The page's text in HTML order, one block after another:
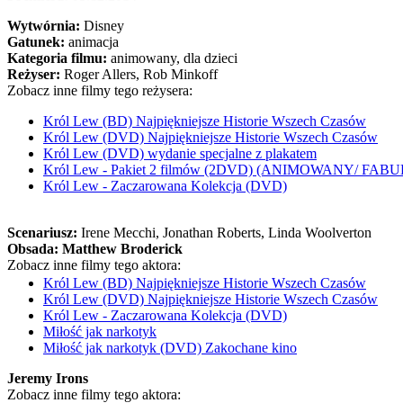
Wytwórnia: Disney
Gatunek: animacja
Kategoria filmu: animowany, dla dzieci
Reżyser: Roger Allers, Rob Minkoff
Zobacz inne filmy tego reżysera:
Król Lew (BD) Najpiękniejsze Historie Wszech Czasów
Król Lew (DVD) Najpiękniejsze Historie Wszech Czasów
Król Lew (DVD) wydanie specjalne z plakatem
Król Lew - Pakiet 2 filmów (2DVD) (ANIMOWANY/
Król Lew - Zaczarowana Kolekcja (DVD)
Scenariusz: Irene Mecchi, Jonathan Roberts, Linda Woolverton
Obsada: Matthew Broderick
Zobacz inne filmy tego aktora:
Król Lew (BD) Najpiękniejsze Historie Wszech Czasów
Król Lew (DVD) Najpiękniejsze Historie Wszech Czasów
Król Lew - Zaczarowana Kolekcja (DVD)
Miłość jak narkotyk
Miłość jak narkotyk (DVD) Zakochane kino
Jeremy Irons
Zobacz inne filmy tego aktora: